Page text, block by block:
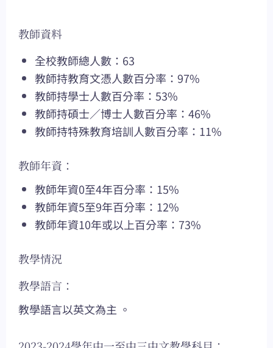
教師資料
全校教師總人數：63
教師持教育文憑人數百分率：97%
教師持學士人數百分率：53%
教師持碩士／博士人數百分率：46%
教師持特殊教育培訓人數百分率：11%
教師年資：
教師年資0至4年百分率：15%
教師年資5至9年百分率：12%
教師年資10年或以上百分率：73%
教學情況
教學語言：
教學語言以英文為主 。